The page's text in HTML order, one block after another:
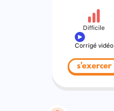
Difficile
Corrigé vidéo
s'exercer